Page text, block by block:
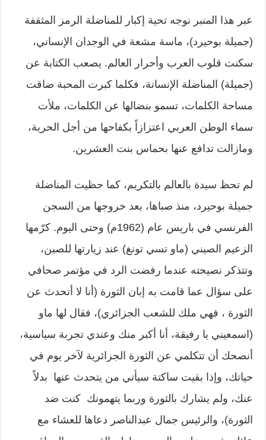
عبر هذا المنبر نوجه تحية إكبار للمناضلة الرمز المثقفة
(جميلة بوحيرد)، ماسة مشعة في الوجدان الإنساني،
سكنت قلوب العرب وأحرار العالم. يصعب الكتابة عن
(جميلة) المناضلة الإنسانة، فكلما كبرت المحبة ضاقت
مساحة الكلمات، تسمو بنضالها عن الكلمات، ملأت
سماء الوطن العربي اعتزازاً بكفاحها من أجل الحرية،
ومازالت تدافع عنها بحماس بنت العشرين.
لم تحظ سيدة بالعالم بالتكريم، كما حظيت المناضلة
جميلة بوحيرد، منذ صباها، بعد خروجها من السجن
الفرنسي في باريس عام (1962م) وحتى اليوم. كرّمها
الزعيم الصيني (ماو تسي تونغ) عند زيارتها للصين،
وتتذكر نصيحته عندما رفضت الرد في مؤتمر صحافي
على سؤال عما قامت به إبان الثورة (أنا لا أتحدث عن
الثورة ، فهي ملك للشعب الجزائري)، فقال لها ماو
(اسمعيني يا رفيقة، أنا أكبر منك وعندي تجربة سياسية،
أنصحك أن تتكلمي عن الثورة الجزائرية لآخر يوم في
حياتك، وإذا بقيت ساكتة سيأتي من يتحدث عنها بدلاً
عنك، ولم يشارك بالثورة وربما يتهمونك كنت ضد
الثورة)، والرئيس جمال عبدالناصر دعاها للعشاء مع